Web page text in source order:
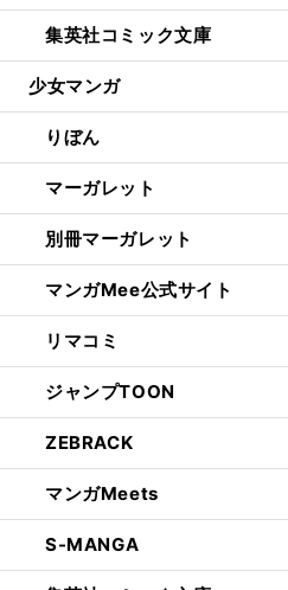
集英社コミック文庫
少女マンガ
りぼん
マーガレット
別冊マーガレット
マンガMee公式サイト
リマコミ
ジャンプTOON
ZEBRACK
マンガMeets
S-MANGA